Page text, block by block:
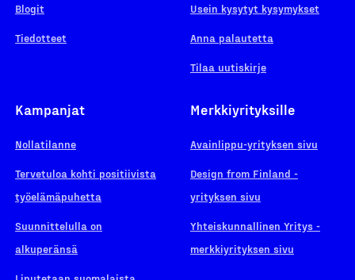
Blogit
Tiedotteet
Usein kysytyt kysymykset
Anna palautetta
Tilaa uutiskirje
Kampanjat
Nollatilanne
Tervetuloa kohti positiivista
työelämäpuhetta
Suunnittelulla on
alkuperänsä
Merkkiyrityksille
Avainlippu-yrityksen sivu
Design from Finland -
yrityksen sivu
Yhteiskunnallinen Yritys -
merkkiyrityksen sivu